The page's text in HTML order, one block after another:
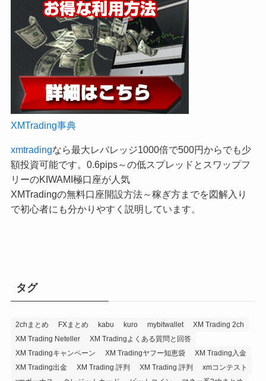
XMTrading事典
xmtradingなら最大レバレッジ1000倍で500円からでも少
額投資可能です。0.6pips～の低スプレッドとスワップフ
リーのKIWAMI極口座が人気
XMTradingの無料口座開設方法～稼ぎ方までを図解入り
で初心者にも分かりやすく説明しています。
タグ
2chまとめ FXまとめ kabu kuro mybitwallet
XM Trading 2ch
XM Trading Neteller
XM Tradingよくある質問と回答
XM Tradingキャンペーン
XM Tradingヤフー知恵袋
XM Trading入金
XM Trading出金
XM Trading 評判 XM Trading 評判
xmコンテスト